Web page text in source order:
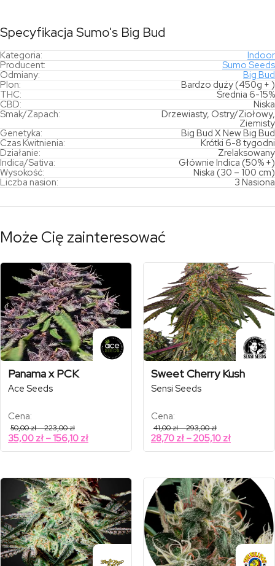
Specyfikacja Sumo's Big Bud
Kategoria:
Indoor
Producent:
Sumo Seeds
Odmiany:
Big Bud
Plon:
Bardzo duży (450g + )
THC:
Średnia 6-15%
CBD:
Niska
Smak/Zapach:
Drzewiasty, Ostry/Ziołowy,
Ziemisty
Genetyka:
Big Bud X New Big Bud
Czas Kwitnienia:
Krótki 6-8 tygodni
Działanie:
Zrelaksowany
Indica/Sativa:
Głównie Indica (50% +)
Wysokość:
Niska (30 – 100 cm)
Liczba nasion:
3 Nasiona
Może Cię zainteresować
Panama x PCK
Ace Seeds
Cena:
50,00zł–223,00złZakres
cen:
od
50,00 zł
35,00 zł – 156,10 złZakres
cen:
do
156,10 zł
Sweet Cherry Kush
Sensi Seeds
Cena:
41,00zł–293,00złZakres
cen:
od
41,00 zł
28,70 zł –205,10 złZakres
cen:
do
205,10 zł